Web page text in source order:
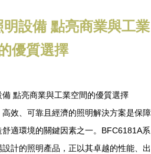
設備 點亮商業與工業
優質選擇
效、可靠且經濟的照明解決方案是保障
適環境的關鍵因素之一。BFC6181A系
計的照明產品，正以其卓越的性能、出